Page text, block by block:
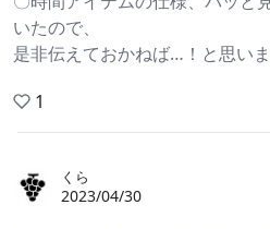
いたので、
是非伝えておかねば…！と思い
1
くら
2023/04/30